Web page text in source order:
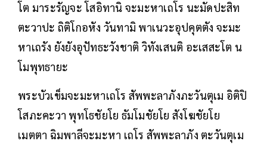
โต มาระรัญจะ โสอิทานิ จะมะหาเถโร นะมัดปะสิท
ตะวาปะ ถิติโกอหัง วันทามิ พาเนวะอุปคุตตัง จะมะ
หาเถรัง ยังยังอุปัทธะวังชาติ วิทังเสนติ อะเสสะโต น
โมพุทธายะ
พระบัวเข็มจะมะหาเถโร สัพพะลาภังภะวันตุเม อิติปิ
โสภะคะวา พุทโธชัยโย ธัมโมชัยโย สังโฆชัยโย
เมตตา ฉิมพาลีจะมะหา เถโร สัพพะลาภัง ตะวันตุเม